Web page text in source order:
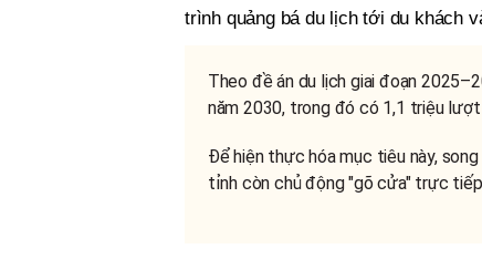
trình quảng bá du lịch tới du khách
Theo đề án du lịch giai đoạn
năm 2030, trong đó có 1,1 triệu
Để hiện thực hóa mục tiêu này,
tỉnh còn chủ động "gõ cửa" trực